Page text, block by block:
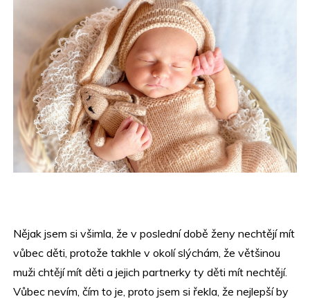
Nějak jsem si všimla, že v poslední době ženy nechtějí mít
vůbec děti, protože takhle v okolí slýchám, že většinou
muži chtějí mít děti a jejich partnerky ty děti mít nechtějí.
Vůbec nevím, čím to je, proto jsem si řekla, že nejlepší by